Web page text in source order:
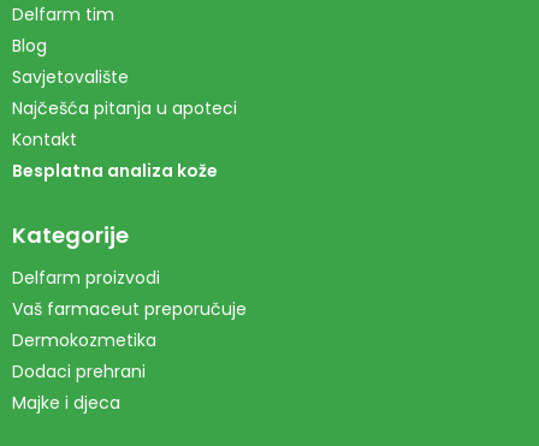
Delfarm tim
Blog
Savjetovalište
Najčešća pitanja u apoteci
Kontakt
Besplatna analiza kože
Kategorije
Delfarm proizvodi
Vaš farmaceut preporučuje
Dermokozmetika
Dodaci prehrani
Majke i djeca